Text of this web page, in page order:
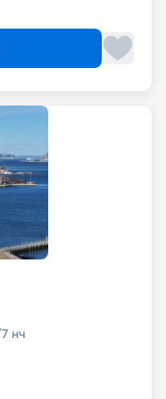
7 нч